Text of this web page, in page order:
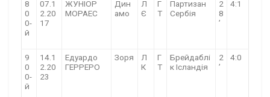
8
0
0-
й
07.1
2.20
17
ЖУНІОР
МОРАЕС
Дин
амо
Л
Є
Г
Т
Партизан
Сербія
2
8
’
4:1
9
0
0-
й
14.1
2.20
23
Едуардо
ГЕРРЕРО
Зоря
Л
К
Г
Т
Брейдаблі
к Ісландія
2
’
4:0